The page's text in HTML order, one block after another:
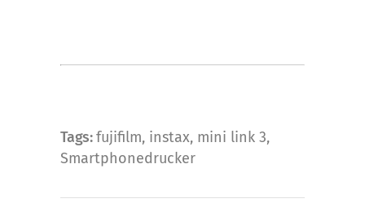
Tags: fujifilm, instax, mini link 3,
Smartphonedrucker